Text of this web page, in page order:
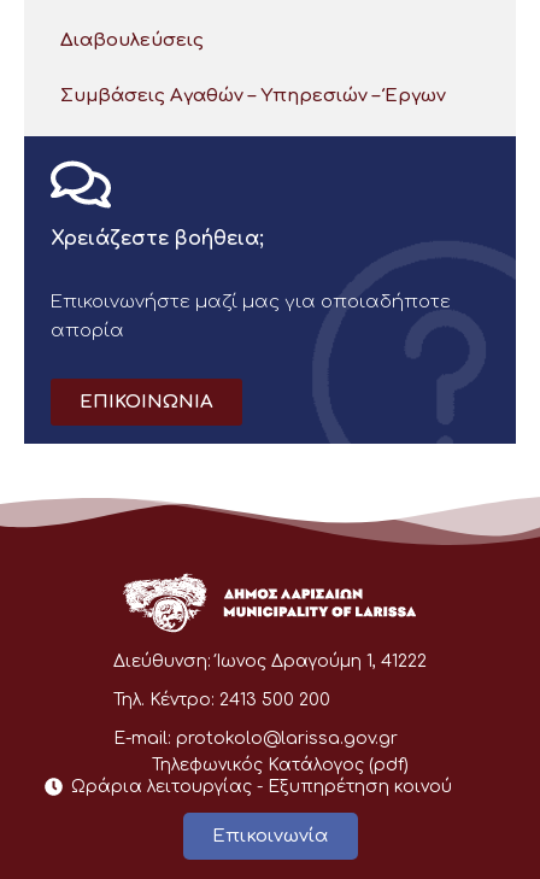
Διαβουλεύσεις
Συμβάσεις Αγαθών – Υπηρεσιών – Έργων
Χρειάζεστε βοήθεια;
Επικοινωνήστε μαζί μας για οποιαδήποτε
απορία
ΕΠΙΚΟΙΝΩΝΙΑ
Διεύθυνση: Ίωνος Δραγούμη 1, 41222
Τηλ. Κέντρο: 2413 500 200
E-mail: protokolo@larissa.gov.gr
Τηλεφωνικός Κατάλογος (pdf)
Ωράρια λειτουργίας - Eξυπηρέτηση κοινού
Επικοινωνία